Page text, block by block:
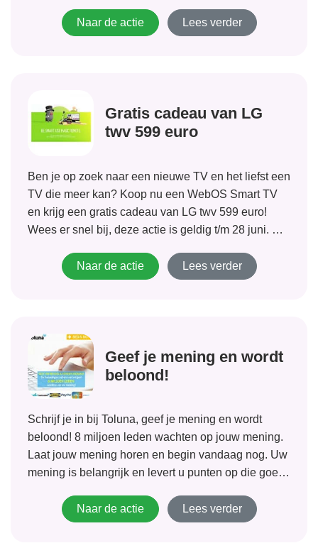
Naar de actie
Lees verder
Gratis cadeau van LG
twv 599 euro
Ben je op zoek naar een nieuwe TV en het liefst een
TV die meer kan? Koop nu een WebOS Smart TV
en krijg een gratis cadeau van LG twv 599 euro!
Wees er snel bij, deze actie is geldig t/m 28 juni. Als
Naar de actie
Lees verder
Geef je mening en wordt
beloond!
Schrijf je in bij Toluna, geef je mening en wordt
beloond! 8 miljoen leden wachten op jouw mening.
Laat jouw mening horen en begin vandaag nog. Uw
mening is belangrijk en levert u punten op die goed
Naar de actie
Lees verder